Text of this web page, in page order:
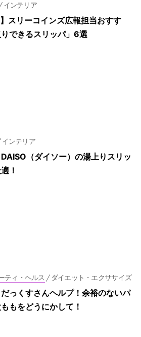
インテリア
スリーコインズ広報担当おすす
できるスリッパ」6選
ンテリア
（ダイソー）の湯上りスリッ
！
ティ・ヘルス / ダイエット・エクササイズ
っくすさんヘルプ！余裕のないパ
もをどうにかして！